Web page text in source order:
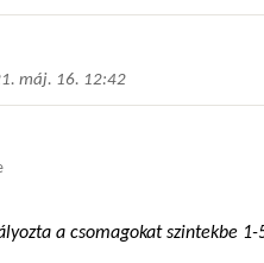
máj. 16. 12:42
a csomagokat szintekbe